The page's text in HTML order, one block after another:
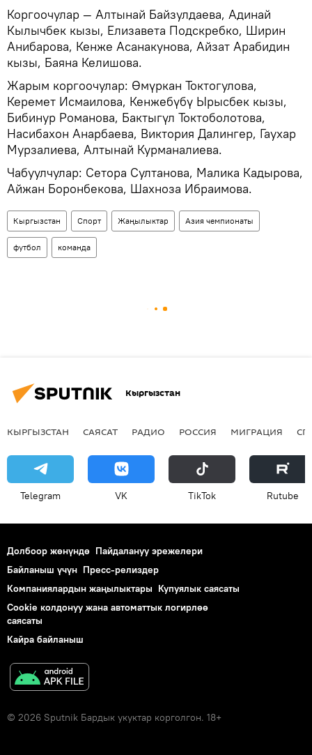
Коргоочулар — Алтынай Байзулдаева, Адинай
Кылычбек кызы, Елизавета Подскребко, Ширин
Анибарова, Кенже Асанакунова, Айзат Арабидин
кызы, Баяна Келишова.
Жарым коргоочулар: Өмүркан Токтогулова,
Керемет Исмаилова, Кенжебүбү Ырысбек кызы,
Бибинур Романова, Бактыгүл Токтоболотова,
Насибахон Анарбаева, Виктория Далингер, Гаухар
Мурзалиева, Алтынай Курманалиева.
Чабуулчулар: Сетора Султанова, Малика Кадырова,
Айжан Боронбекова, Шахноза Ибраимова.
Кыргызстан Спорт Жаңылыктар Азия чемпионаты
футбол команда
Кыргызстан
КЫРГЫЗСТАН САЯСАТ РАДИО РОССИЯ МИГРАЦИЯ
Telegram VK ТikТоk Rutube
Долбоор жөнүндө Пайдалануу эрежелери
Байланыш үчүн Пресс-релиздер
Компаниялардын жаңылыктары Купуялык саясаты
Cookie колдонуу жана автоматтык логирлөө
саясаты
Кайра байланыш
© 2026 Sputnik Бардык укуктар корголгон. 18+